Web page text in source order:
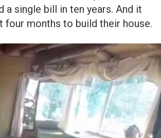
a single bill in ten years. And it
four months to build their house.